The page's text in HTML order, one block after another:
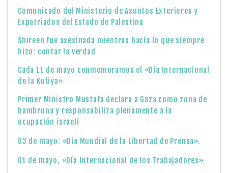
Comunicado del Ministerio de Asuntos Exteriores y
Expatriados del Estado de Palestina
Shireen fue asesinada mientras hacía lo que siempre
hizo: contar la verdad
Cada 11 de mayo conmemoramos el «Día Internacional
de la Kufiya»
Primer Ministro Mustafa declara a Gaza como zona de
hambruna y responsabiliza plenamente a la
ocupación israelí
03 de mayo: «Día Mundial de la Libertad de Prensa».
01 de mayo, «Día Internacional de los Trabajadores»